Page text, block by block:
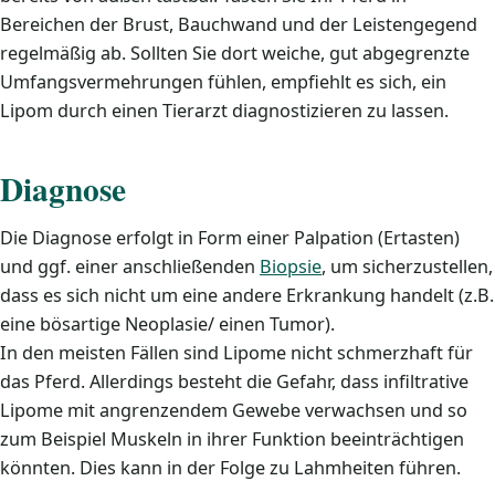
Bereichen der Brust, Bauchwand und der Leistengegend
regelmäßig ab. Sollten Sie dort weiche, gut abgegrenzte
Umfangsvermehrungen fühlen, empfiehlt es sich, ein
Lipom durch einen Tierarzt diagnostizieren zu lassen.
Diagnose
Die Diagnose erfolgt in Form einer Palpation (Ertasten)
und ggf. einer anschließenden Biopsie, um sicherzustellen,
dass es sich nicht um eine andere Erkrankung handelt (z.B.
eine bösartige Neoplasie/ einen Tumor).
In den meisten Fällen sind Lipome nicht schmerzhaft für
das Pferd. Allerdings besteht die Gefahr, dass infiltrative
Lipome mit angrenzendem Gewebe verwachsen und so
zum Beispiel Muskeln in ihrer Funktion beeinträchtigen
könnten. Dies kann in der Folge zu Lahmheiten führen.